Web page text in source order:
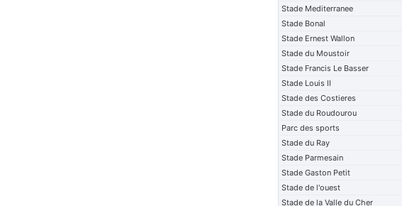
Stade Mediterranee
Stade Bonal
Stade Ernest Wallon
Stade du Moustoir
Stade Francis Le Basser
Stade Louis II
Stade des Costieres
Stade du Roudourou
Parc des sports
Stade du Ray
Stade Parmesain
Stade Gaston Petit
Stade de l'ouest
Stade de la Valle du Cher